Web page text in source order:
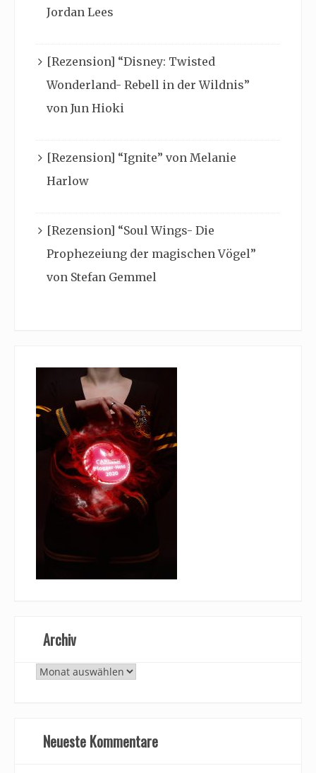
Jordan Lees
[Rezension] “Disney: Twisted
Wonderland- Rebell in der Wildnis”
von Jun Hioki
[Rezension] “Ignite” von Melanie
Harlow
[Rezension] “Soul Wings- Die
Prophezeiung der magischen Vögel”
von Stefan Gemmel
Archiv
Archiv
Neueste Kommentare